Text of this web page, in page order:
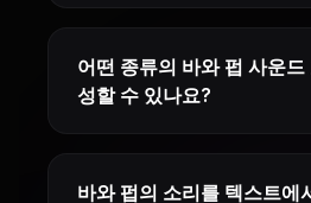
어떤 종류의 바와 펍 사운드
성할 수 있나요?
바와 펍의 소리를 텍스트에